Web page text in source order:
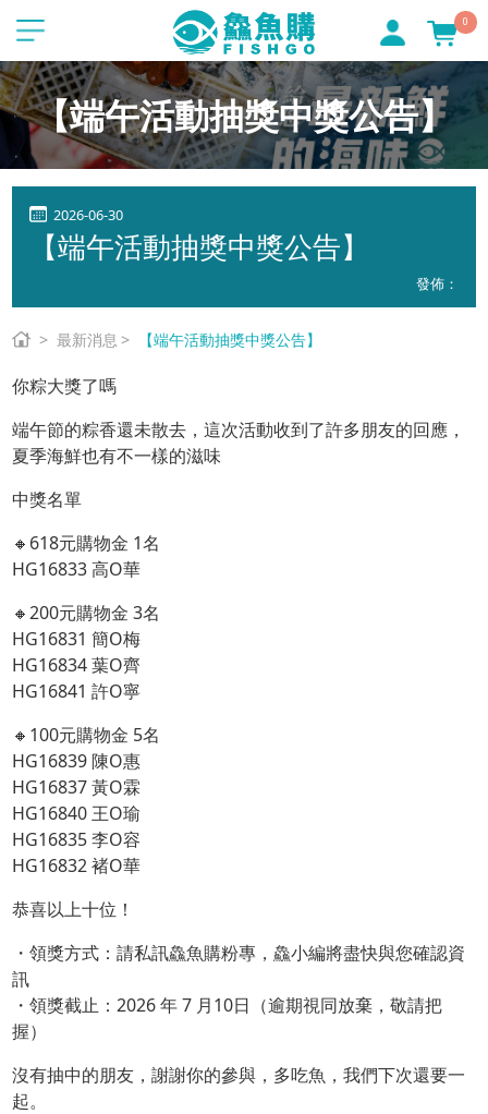
0
【端午活動抽獎中獎公告】
2026-06-30
【端午活動抽獎中獎公告】
發佈：
最新消息 【端午活動抽獎中獎公告】
你粽大獎了嗎
端午節的粽香還未散去，這次活動收到了許多朋友的回應，
夏季海鮮也有不一樣的滋味
中獎名單
🔸618元購物金 1名
HG16833 高O華
🔸200元購物金 3名
HG16831 簡O梅
HG16834 葉O齊
HG16841 許O寧
🔸100元購物金 5名
HG16839 陳O惠
HG16837 黃O霖
HG16840 王O瑜
HG16835 李O容
HG16832 褚O華
恭喜以上十位！
・領獎方式：請私訊鱻魚購粉專，鱻小編將盡快與您確認資
訊
・領獎截止：2026 年 7 月10日（逾期視同放棄，敬請把
握）
沒有抽中的朋友，謝謝你的參與，多吃魚，我們下次還要一
起。